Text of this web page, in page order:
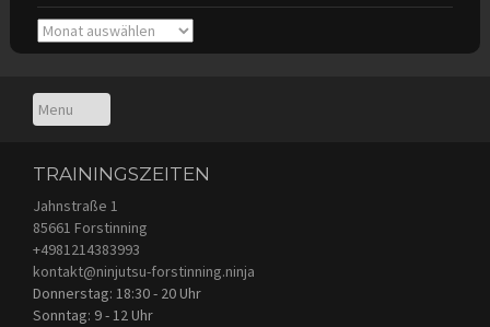
Archive
TRAININGSZEITEN
Jahnstraße 1
85661 Forstinning
+4981214383993
kontakt@ninjutsu-forstinning.ninja
Donnerstag: 18:30 - 20 Uhr
Sonntag: 9 - 12 Uhr